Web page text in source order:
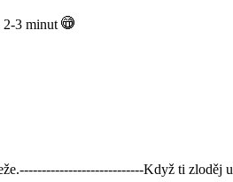
2-3 minut
Když ti zloděj